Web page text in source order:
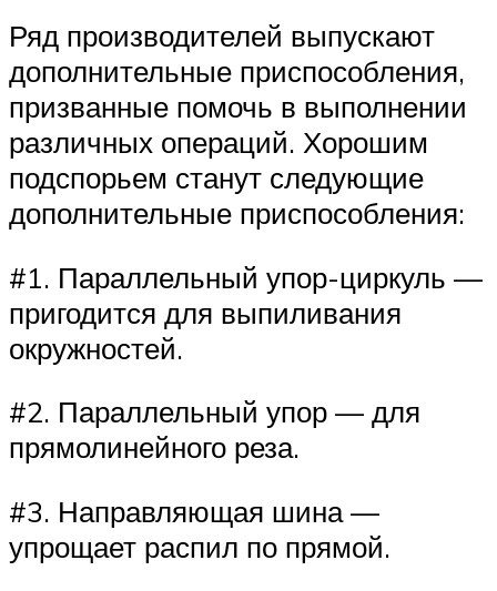
Ряд производителей выпускают
дополнительные приспособления,
призванные помочь в выполнении
различных операций. Хорошим
подспорьем станут следующие
дополнительные приспособления:
#1. Параллельный упор-циркуль —
пригодится для выпиливания
окружностей.
#2. Параллельный упор — для
прямолинейного реза.
#3. Направляющая шина —
упрощает распил по прямой.